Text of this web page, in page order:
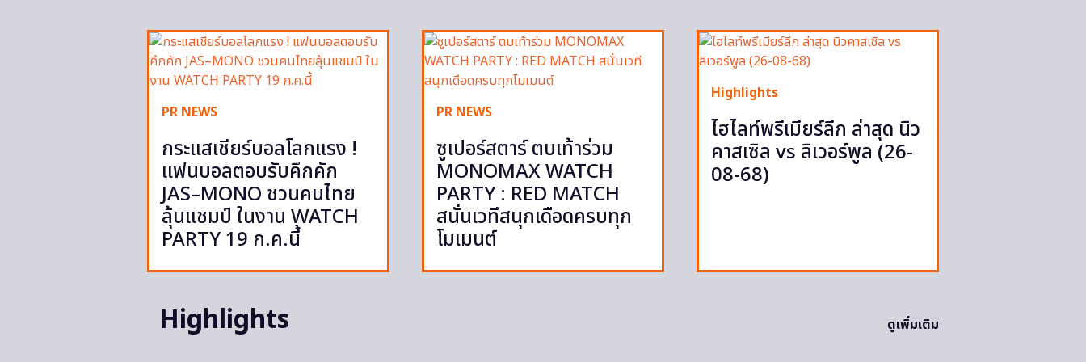
PR NEWS
กระแสเชียร์บอลโลกแรง !
แฟนบอลตอบรับคึกคัก
JAS–MONO ชวนคนไทย
ลุ้นแชมป์ ในงาน WATCH
PARTY 19 ก.ค.นี้
PR NEWS
ซูเปอร์สตาร์ ตบเท้าร่วม
MONOMAX WATCH
PARTY : RED MATCH
สนั่นเวทีสนุกเดือดครบทุก
โมเมนต์
Highlights
ไฮไลท์พรีเมียร์ลีก ล่าสุด นิว
คาสเซิล vs ลิเวอร์พูล (26-
08-68)
Highlights ดูเพิ่มเติม